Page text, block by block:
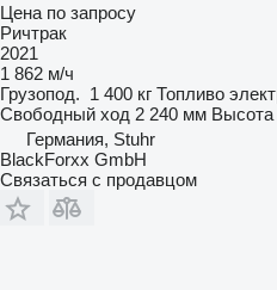
Цена по запросу
Ричтрак
2021
1 862 м/ч
Грузопод. 1 400 кг Топливо
Свободный ход 2 240 мм
Германия, Stuhr
BlackForxx GmbH
Связаться с продавцом